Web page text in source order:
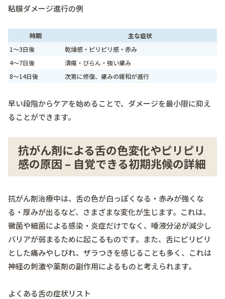
粘膜ダメージ進行の例
時期
主な症状
1～3日後
乾燥感・ピリピリ感・赤み
4～7日後
潰瘍・びらん・強い痛み
8～14日後
次第に修復、痛みの緩和が進行
早い段階からケアを始めることで、ダメージを最小限に抑え
ることができます。
抗がん剤による舌の色変化やピリピリ
感の原因 – 自覚できる初期兆候の詳細
抗がん剤治療中は、舌の色が白っぽくなる・赤みが強くな
る・厚みが出るなど、さまざまな変化が生じます。これは、
黴菌や細菌による感染・炎症だけでなく、唾液分泌が減少し
バリアが弱まるために起こるものです。また、舌にピリピリ
とした痛みやしびれ、ザラつきを感じることも多く、これは
神経の刺激や薬剤の副作用によるものと考えられます。
よくある舌の症状リスト